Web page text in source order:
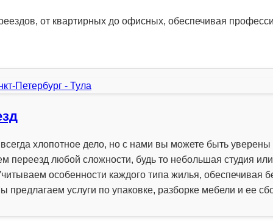
от квартирных до офисных, обеспечивая
хлопотное дело, но с нами вы можете быть
переезд любой сложности, будь то небольшая студия
особенности каждого типа жилья, обеспечивая
услуги по упаковке, разборке мебели и ее